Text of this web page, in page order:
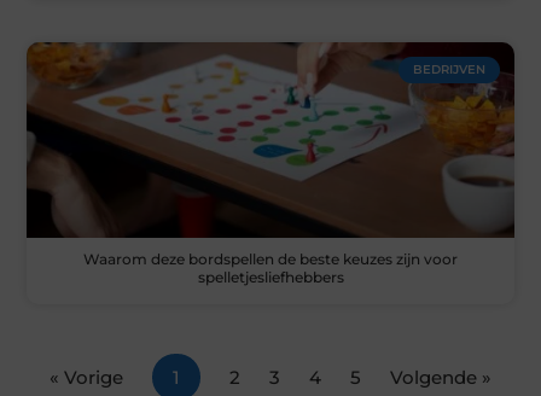
BEDRIJVEN
Waarom deze bordspellen de beste keuzes zijn voor
spelletjesliefhebbers
« Vorige 1 2 3 4 5 Volgende »